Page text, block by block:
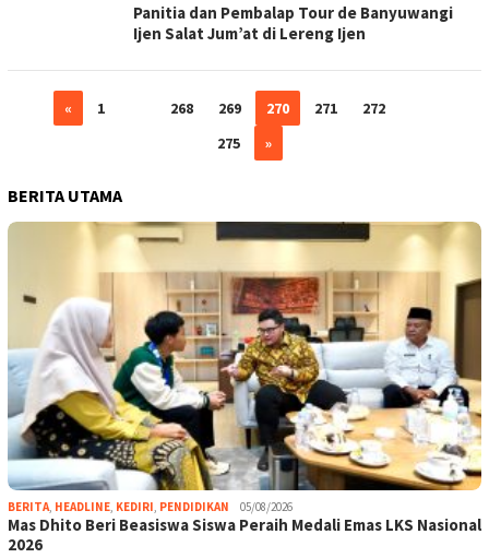
Panitia dan Pembalap Tour de Banyuwangi
Ijen Salat Jum’at di Lereng Ijen
« 1 268 269 270 271 272
275
»
BERITA UTAMA
BERITA HEADLINE KEDIRI PENDIDIKAN 05/08/2026
Mas Dhito Beri Beasiswa Siswa Peraih Medali Emas LKS Nasional
2026